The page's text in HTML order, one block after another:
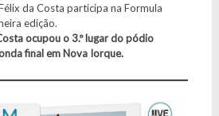
da Costa participa na Formula
edição.
ocupou o 3.º lugar do pódio
final em Nova Iorque.